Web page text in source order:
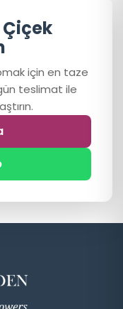
için en taze
teslimat ile